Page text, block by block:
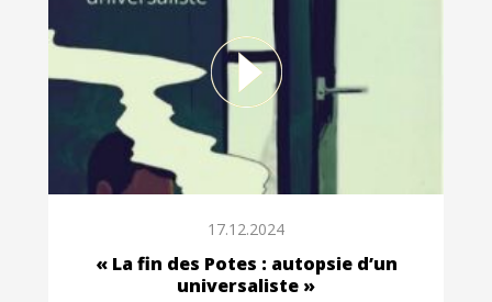
17.12.2024
« La fin des Potes : autopsie d’un
universaliste »